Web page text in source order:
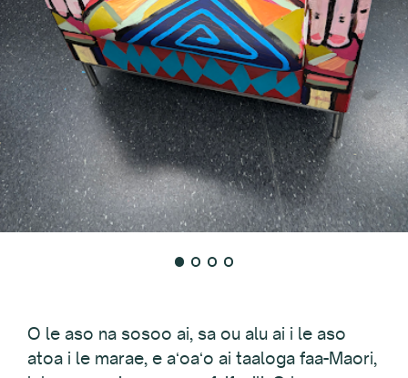
O le aso na sosoo ai, sa ou alu ai i le aso
atoa i le marae, e aʻoaʻo ai taaloga faa-Maori,